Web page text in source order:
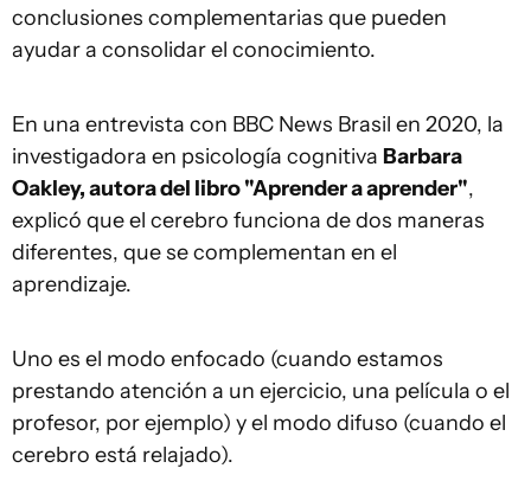
conclusiones complementarias que pueden
ayudar a consolidar el conocimiento.
En una entrevista con BBC News Brasil en 2020, la
investigadora en psicología cognitiva Barbara
Oakley, autora del libro "Aprender a aprender",
explicó que el cerebro funciona de dos maneras
diferentes, que se complementan en el
aprendizaje.
Uno es el modo enfocado (cuando estamos
prestando atención a un ejercicio, una película o el
profesor, por ejemplo) y el modo difuso (cuando el
cerebro está relajado).